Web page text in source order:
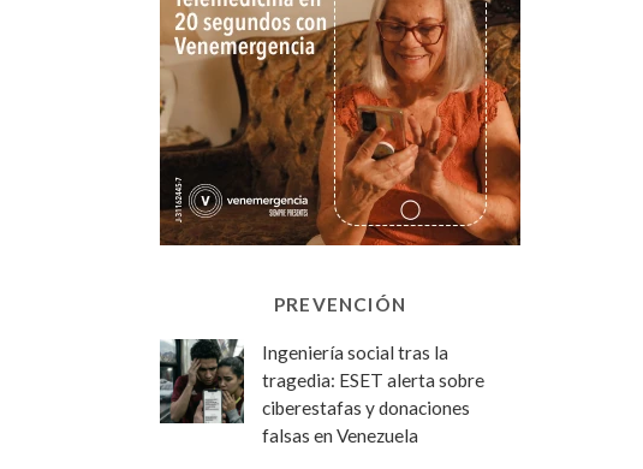
PREVENCIÓN
Ingeniería social tras la
tragedia: ESET alerta sobre
ciberestafas y donaciones
falsas en Venezuela